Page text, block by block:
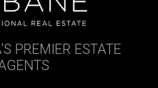
PREMIER ESTATE